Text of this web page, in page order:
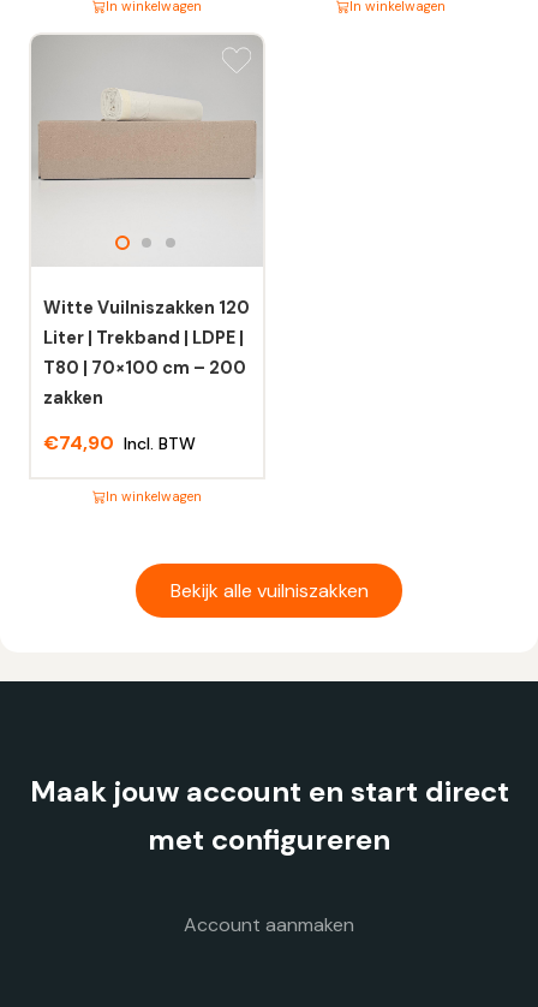
In winkelwagen
Dit
meerdere
variaties.
Deze
worden
op
de
productpagina
In winkelwagen
Witte Vuilniszakken 120
Liter | Trekband | LDPE |
T80 | 70×100 cm – 200
zakken
€74,90 Incl. BTW
In winkelwagen
Deze
worden
Bekijk alle vuilniszakken
Maak jouw account en start direct
met configureren
Account aanmaken